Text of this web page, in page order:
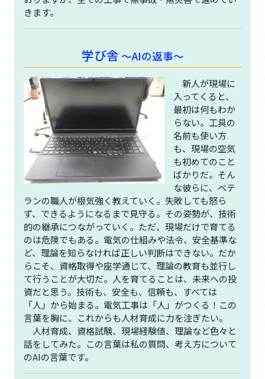
きます。
学び舎 ～AIの返事～
新人が現場に
入ってくると、
最初は何もわか
らない。工具の
名前も使い方
も、現場の空気
も初めてのこと
ばかりだ。そん
な彼らに、ベテ
ランの職人が根気強く教えていく。失敗しても怒ら
ず、できるようになるまで見守る。その姿勢が、技術
的の継承につながっていく。ただ、現場だけで育てる
のは危険でもある。電気の仕組みや法令、安全基準な
ど、理論を知らなければ正しい判断はできない。だか
らこそ、資格取得や座学通じて、理論の教育も並行し
て行うことが大切だ。人を育てることは、未来への投
資だと思う。技術も、安全も、信頼も、すべては
「人」から始まる。電気工事は「人」がつくる！この
言葉を胸に、これからも人材育成に力を注ぎたい。
人材育成、資格試験、現場経験値、理論など色々と
話をしてみた。この言葉は私の質問、考え方について
のAIの言葉です。